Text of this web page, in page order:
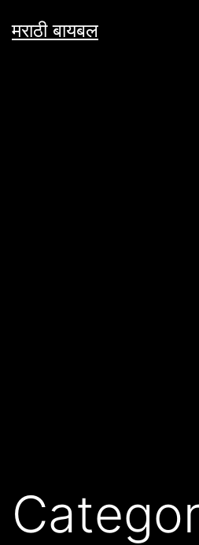
toमराठी बायबल